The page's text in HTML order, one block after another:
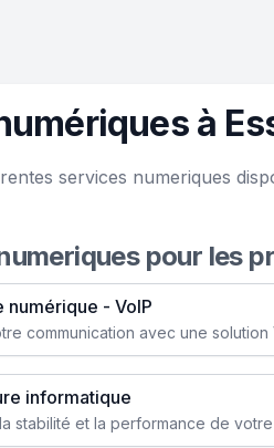
à
services numeriques
pour les
numérique - VoIP
informatique